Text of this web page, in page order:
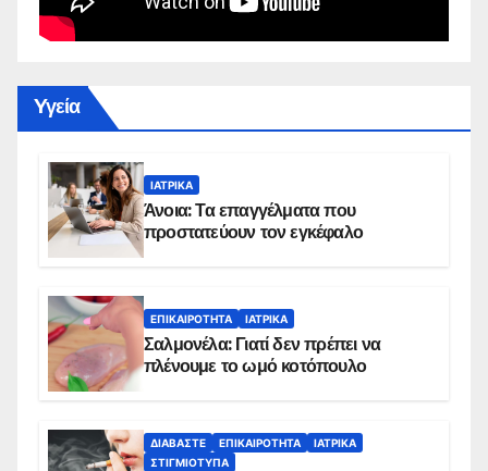
Yγεία
ΙΑΤΡΙΚΆ
Άνοια: Τα επαγγέλματα που
προστατεύουν τον εγκέφαλο
ΕΠΙΚΑΙΡΌΤΗΤΑ ΙΑΤΡΙΚΆ
Σαλμονέλα: Γιατί δεν πρέπει να
πλένουμε το ωμό κοτόπουλο
ΔΙΑΒΆΣΤΕ ΕΠΙΚΑΙΡΌΤΗΤΑ
ΙΑΤΡΙΚΆ
ΣΤΙΓΜΙΌΤΥΠΑ